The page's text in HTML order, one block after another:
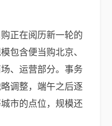
正在阅历新一轮的
包含便当购北京、
、运营部分。事务
调整，端午之后逐
市的点位，规模还